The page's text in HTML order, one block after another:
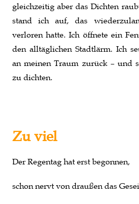
gleichzeitig aber das Dichten
stand ich auf, das
verloren hatte. Ich öffnete ein
den alltäglichen Stadtlärm. Ich
an meinen Traum zurück – und
zu dichten.
Zu viel
Der Regentag hat erst begonnen,
schon nervt von draußen das